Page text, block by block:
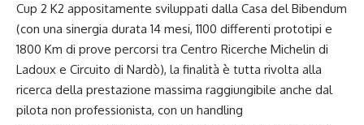
Cup 2 K2 appositamente sviluppati dalla Casa del Bibendum
(con una sinergia durata 14 mesi, 1100 differenti prototipi e
1800 Km di prove percorsi tra Centro Ricerche Michelin di
Ladoux e Circuito di Nardò), la finalità è tutta rivolta alla
ricerca della prestazione massima raggiungibile anche dal
pilota non professionista, con un handling